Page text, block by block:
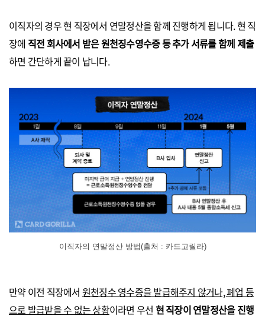
이직자의 경우현 직장에서 연말정산을 함께 진행하게 됩니다. 현 직
장에 직전 회사에서 받은 원천징수영수증 등 추가 서류를 함께 제출
하면 간단하게 끝이 납니다.
이직자의 연말정산 방법(출처 : 카드고릴라)
만약 이전 직장에서 원천징수 영수증을 발급해주지 않거나, 폐업 등
으로 발급받을 수 없는 상황이라면 우선 현 직장이 연말정산을 진행